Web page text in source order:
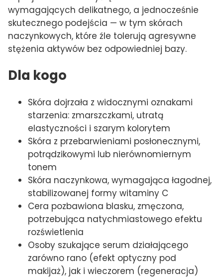
wymagających delikatnego, a jednocześnie
skutecznego podejścia — w tym skórach
naczynkowych, które źle tolerują agresywne
stężenia aktywów bez odpowiedniej bazy.
Dla kogo
Skóra dojrzała z widocznymi oznakami
starzenia: zmarszczkami, utratą
elastyczności i szarym kolorytem
Skóra z przebarwieniami posłonecznymi,
potrądzikowymi lub nierównomiernym
tonem
Skóra naczynkowa, wymagająca łagodnej,
stabilizowanej formy witaminy C
Cera pozbawiona blasku, zmęczona,
potrzebująca natychmiastowego efektu
rozświetlenia
Osoby szukające serum działającego
zarówno rano (efekt optyczny pod
makijaż), jak i wieczorem (regeneracja)